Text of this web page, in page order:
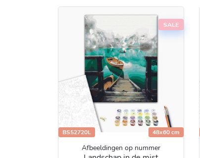
SALE
BS52720L 48x60 cm
Afbeeldingen op nummer